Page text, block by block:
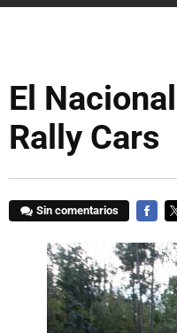
El
Rally Cars
Sin comentarios